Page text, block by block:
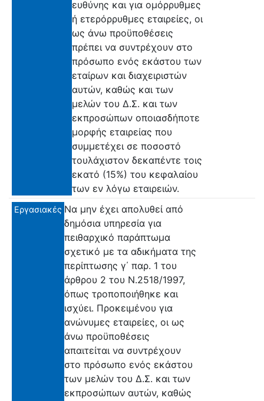
ευθύνης και για ομόρρυθμες
ή ετερόρρυθμες εταιρείες, οι
ως άνω προϋποθέσεις
πρέπει να συντρέχουν στο
πρόσωπο ενός εκάστου των
εταίρων και διαχειριστών
αυτών, καθώς και των
μελών του Δ.Σ. και των
εκπροσώπων οποιασδήποτε
μορφής εταιρείας που
συμμετέχει σε ποσοστό
τουλάχιστον δεκαπέντε τοις
εκατό (15%) του κεφαλαίου
των εν λόγω εταιρειών.
Εργασιακές Να μην έχει απολυθεί από
δημόσια υπηρεσία για
πειθαρχικό παράπτωμα
σχετικό με τα αδικήματα της
περίπτωσης γ΄ παρ. 1 του
άρθρου 2 του Ν.2518/1997,
όπως τροποποιήθηκε και
ισχύει. Προκειμένου για
ανώνυμες εταιρείες, οι ως
άνω προϋποθέσεις
απαιτείται να συντρέχουν
στο πρόσωπο ενός εκάστου
των μελών του Δ.Σ. και των
εκπροσώπων αυτών, καθώς